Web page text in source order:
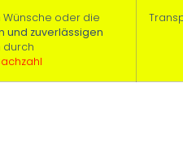
Wünsche oder die
und zuverlässigen
durch